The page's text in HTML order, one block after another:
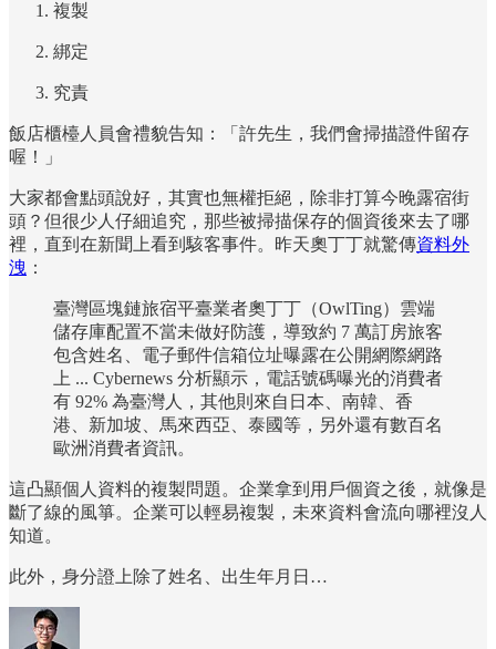
複製
綁定
究責
飯店櫃檯人員會禮貌告知：「許先生，我們會掃描證件留存
喔！」
大家都會點頭說好，其實也無權拒絕，除非打算今晚露宿街
頭？但很少人仔細追究，那些被掃描保存的個資後來去了哪
裡，直到在新聞上看到駭客事件。昨天奧丁丁就驚傳資料外
洩 ：
臺灣區塊鏈旅宿平臺業者奧丁丁（OwlTing）雲端
儲存庫配置不當未做好防護，導致約 7 萬訂房旅客
包含姓名、電子郵件信箱位址曝露在公開網際網路
上 ... Cybernews 分析顯示，電話號碼曝光的消費者
有 92% 為臺灣人，其他則來自日本、南韓、香
港、新加坡、馬來西亞、泰國等，另外還有數百名
歐洲消費者資訊。
這凸顯個人資料的複製問題。企業拿到用戶個資之後，就像是
斷了線的風箏。企業可以輕易複製，未來資料會流向哪裡沒人
知道。
此外，身分證上除了姓名、出生年月日…